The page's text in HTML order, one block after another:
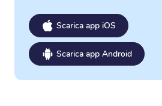
Scarica app iOS
Scarica app Android